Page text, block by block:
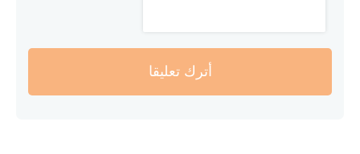
أترك تعليقا